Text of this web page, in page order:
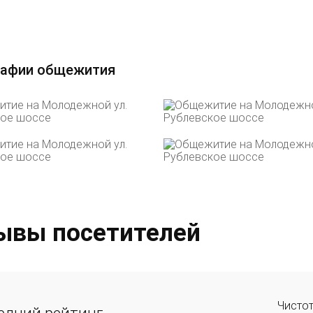
общежития
посетителей